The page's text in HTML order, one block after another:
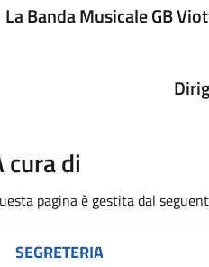
La Banda Musicale GB
cura di
pagina è gestita dal
SEGRETERIA